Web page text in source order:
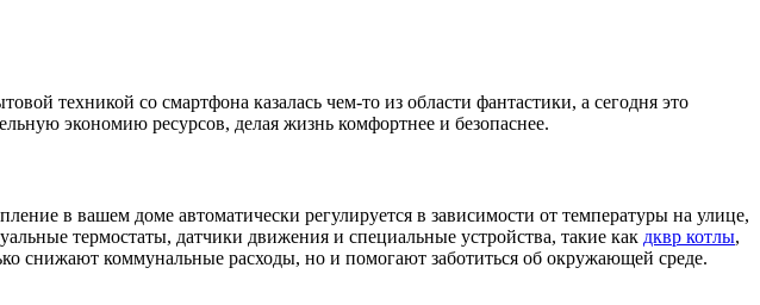
техникой со смартфона казалась чем-то из области фантастики, а сегодня это
экономию ресурсов, делая жизнь комфортнее и безопаснее.
в вашем доме автоматически регулируется в зависимости от температуры на улице,
термостаты, датчики движения и специальные устройства, такие как дквр котлы,
снижают коммунальные расходы, но и помогают заботиться об окружающей среде.